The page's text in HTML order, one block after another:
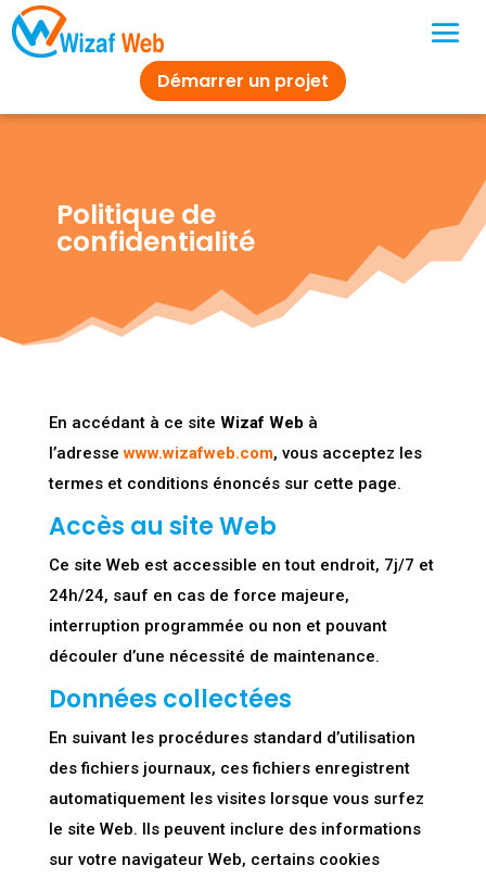
Démarrer un projet
Politique de
confidentialité
En accédant à ce site Wizaf Web à
l’adressewww.wizafweb.com, vous acceptez les
termes et conditions énoncés sur cette page.
Accès au site Web
Ce site Web est accessible en tout endroit, 7j/7 et
24h/24, sauf en cas de force majeure,
interruption programmée ou non et pouvant
découler d’une nécessité de maintenance.
Données collectées
En suivant les procédures standard d’utilisation
des fichiers journaux, ces fichiers enregistrent
automatiquement les visites lorsque vous surfez
le site Web. Ils peuvent inclure des informations
sur votre navigateur Web, certains cookies